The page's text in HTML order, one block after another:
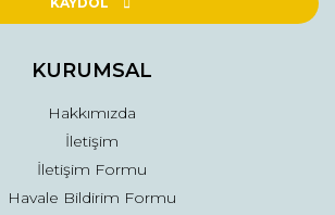
sitelerden daha pahalı.
KURUMSAL
Hakkımızda
İletişim
İletişim Formu
Havale Bildirim Formu